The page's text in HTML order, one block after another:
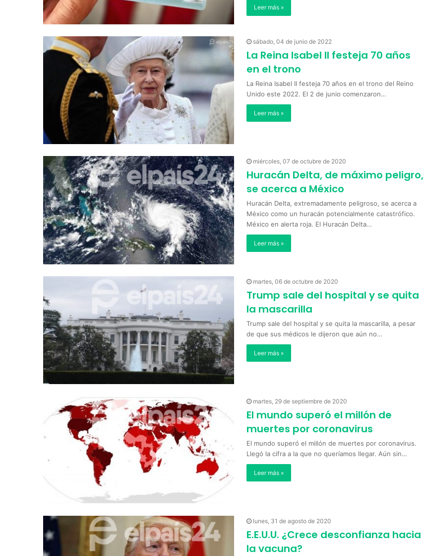
Leer más »
sábado, 04 de junio de 2022
La Reina Isabel II festeja 70 años
en el trono
La Reina Isabel II festeja 70 años en el trono del Reino
Unido este 2022. El 2 de junio comenzaron…
Leer más »
miércoles, 07 de octubre de 2020
Huracán Delta, de máximo peligro,
se acerca a México
Huracán Delta, extremadamente peligroso, se acerca a
México como un huracán potencialmente catastrófico.
México en alerta roja. El Huracán Delta…
Leer más »
martes, 06 de octubre de 2020
Trump sale del hospital y se quita
la mascarilla
Trump sale del hospital y se quita la mascarilla, a pesar
de que sus médicos le dijeron que aún no…
Leer más »
martes, 29 de septiembre de 2020
El mundo superó el millón de
muertes por coronavirus
El mundo superó el millón de muertes por coronavirus.
Llegó la cifra a la que no queríamos llegar. Aún sin…
Leer más »
lunes, 31 de agosto de 2020
E.E.U.U. ¿Crece desconfianza hacia
la vacuna?